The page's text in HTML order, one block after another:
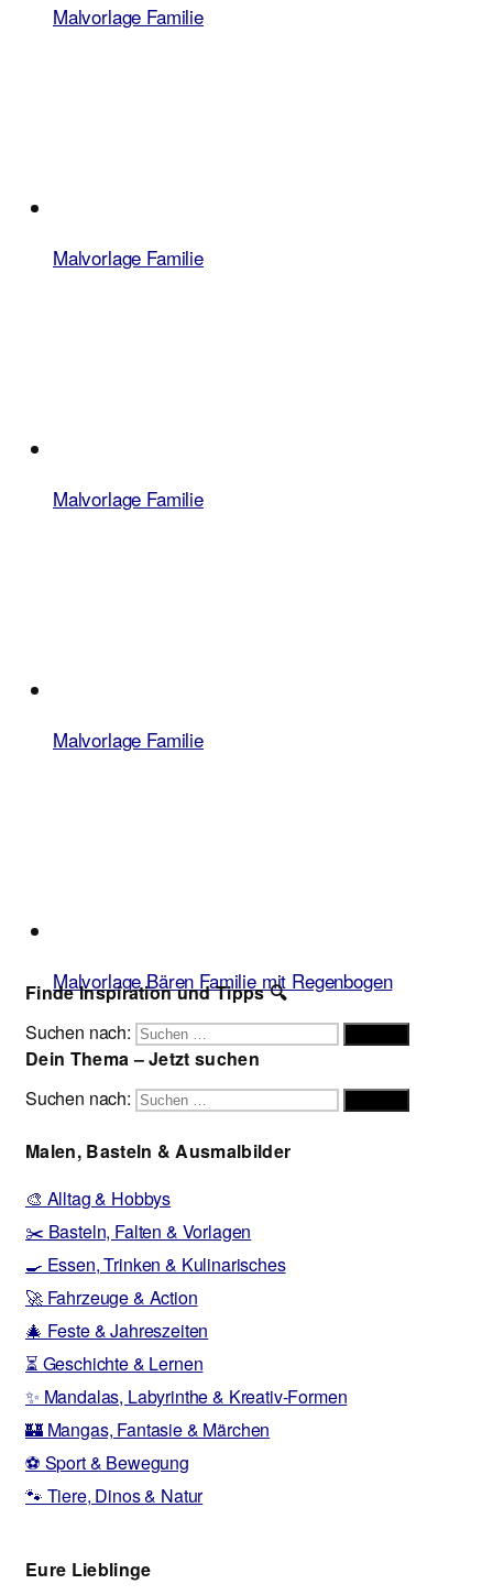
Malvorlage Familie
Malvorlage Familie
Malvorlage Familie
Malvorlage Familie
Malvorlage Bären Familie mit Regenbogen
Finde Inspiration und Tipps 🔍
Suchen nach:
Dein Thema – Jetzt suchen
Suchen nach:
Malen, Basteln & Ausmalbilder
🎨 Alltag & Hobbys
✂️ Basteln, Falten & Vorlagen
🍳 Essen, Trinken & Kulinarisches
🚀 Fahrzeuge & Action
🎄 Feste & Jahreszeiten
⏳ Geschichte & Lernen
✨ Mandalas, Labyrinthe & Kreativ-Formen
🏰 Mangas, Fantasie & Märchen
⚽ Sport & Bewegung
🐾 Tiere, Dinos & Natur
Eure Lieblinge